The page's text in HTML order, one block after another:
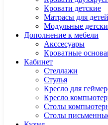
Кровати детские
Матрасы для детей
Модульные
Дополнение к мебели
Акссесуары
Кроватные
Кабинет
Cтеллажи
Cтулья
Кресло для
Кресло
Столы
Столы